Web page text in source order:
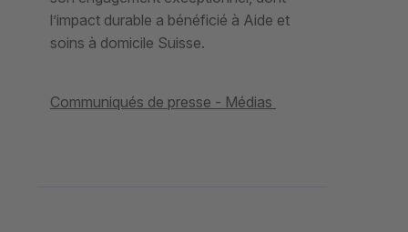
l’impact durable a bénéficié à Aide et
soins à domicile Suisse.
Communiqués de presse - Médias